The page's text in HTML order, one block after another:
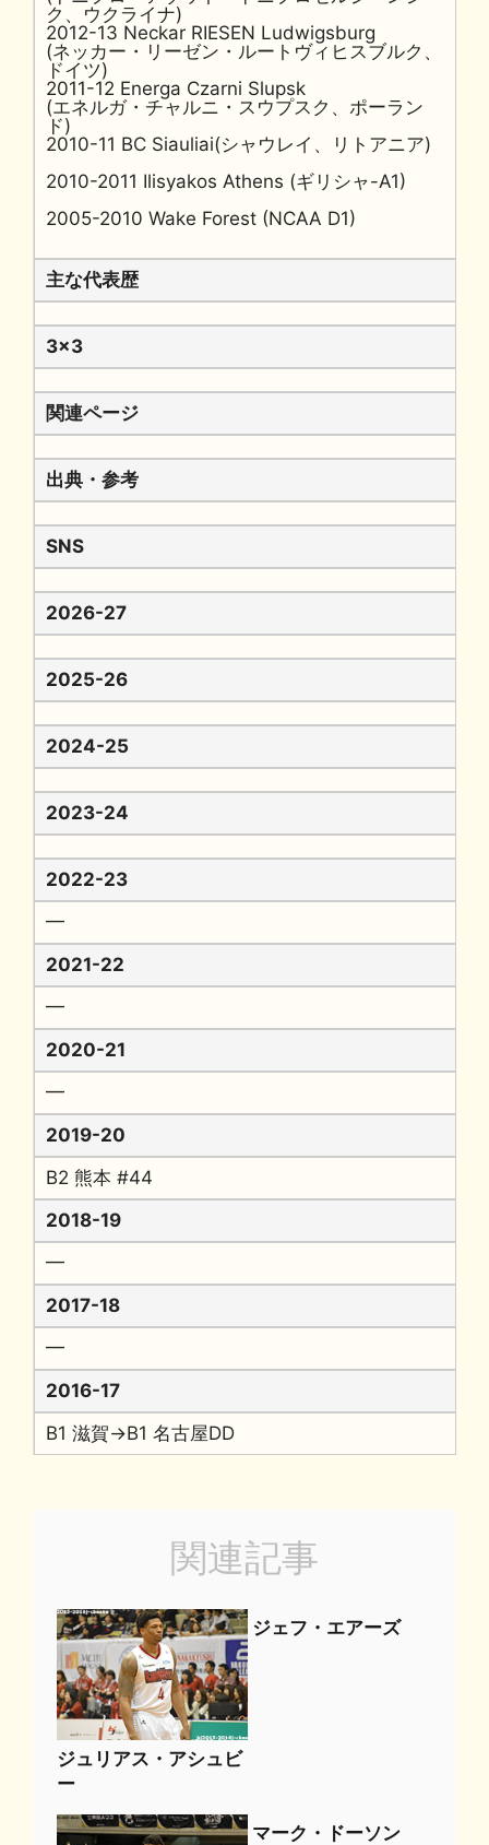
ク、ウクライナ)
2012-13 Neckar RIESEN Ludwigsburg
(ネッカー・リーゼン・ルートヴィヒスブルク、
ドイツ)
2011-12 Energa Czarni Slupsk
(エネルガ・チャルニ・スウプスク、ポーラン
ド)
2010-11 BC Siauliai(シャウレイ、リトアニア)
2010-2011 Ilisyakos Athens (ギリシャ-A1)
2005-2010 Wake Forest (NCAA D1)
主な代表歴
3x3
関連ページ
出典・参考
SNS
2026-27
2025-26
2024-25
2023-24
2022-23
━
2021-22
━
2020-21
━
2019-20
B2 熊本 #44
2018-19
━
2017-18
━
2016-17
B1 滋賀→B1 名古屋DD
関連記事
ジュリアス・アシュビ
ー
ジェフ・エアーズ
マーク・ドーソン